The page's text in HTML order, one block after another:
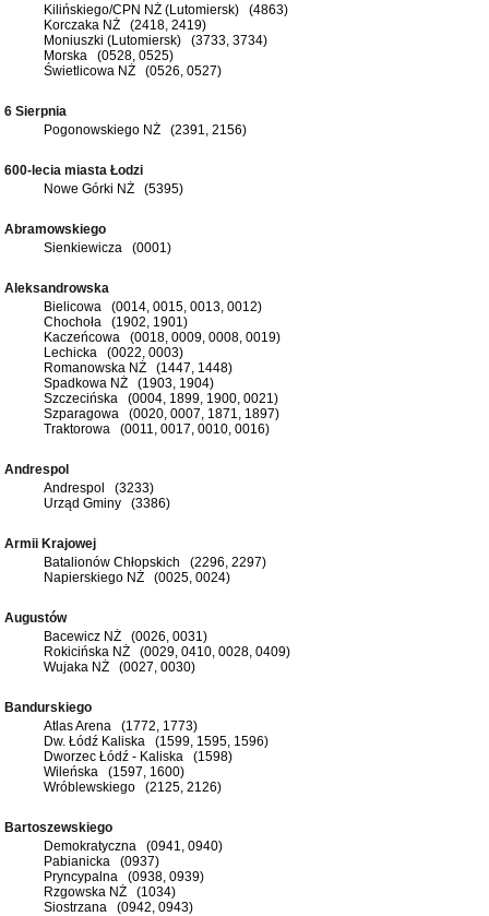
Kilińskiego/CPN NŻ (Lutomiersk) (4863)
Korczaka NŻ (2418, 2419)
Moniuszki (Lutomiersk) (3733, 3734)
Morska (0528, 0525)
Świetlicowa NŻ (0526, 0527)
6 Sierpnia
Pogonowskiego NŻ (2391, 2156)
600-lecia miasta Łodzi
Nowe Górki NŻ (5395)
Abramowskiego
Sienkiewicza (0001)
Aleksandrowska
Bielicowa (0014, 0015, 0013, 0012)
Chochoła (1902, 1901)
Kaczeńcowa (0018, 0009, 0008, 0019)
Lechicka (0022, 0003)
Romanowska NŻ (1447, 1448)
Spadkowa NŻ (1903, 1904)
Szczecińska (0004, 1899, 1900, 0021)
Szparagowa (0020, 0007, 1871, 1897)
Traktorowa (0011, 0017, 0010, 0016)
Andrespol
Andrespol (3233)
Urząd Gminy (3386)
Armii Krajowej
Batalionów Chłopskich (2296, 2297)
Napierskiego NŻ (0025, 0024)
Augustów
Bacewicz NŻ (0026, 0031)
Rokicińska NŻ (0029, 0410, 0028, 0409)
Wujaka NŻ (0027, 0030)
Bandurskiego
Atlas Arena (1772, 1773)
Dw. Łódź Kaliska (1599, 1595, 1596)
Dworzec Łódź - Kaliska (1598)
Wileńska (1597, 1600)
Wróblewskiego (2125, 2126)
Bartoszewskiego
Demokratyczna (0941, 0940)
Pabianicka (0937)
Pryncypalna (0938, 0939)
Rzgowska NŻ (1034)
Siostrzana (0942, 0943)